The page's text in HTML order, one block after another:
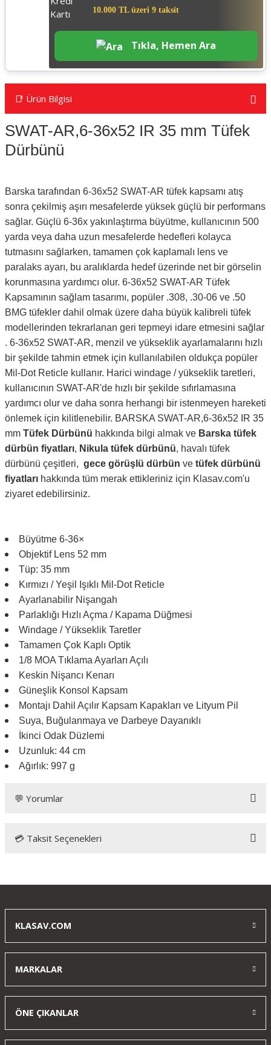
10.000 TL üzeri 9 taksit
Tıkla, Hemen Ara
📑 Ürün Bilgisi
SWAT-AR,6-36x52 IR 35 mm Tüfek
Dürbünü
Barska tarafından 6-36x52 SWAT-AR tüfek kapsamı atış
sonra çekilmiş aşırı mesafelerde yüksek güçlü bir performans
sağlar. Güçlü 6-36x yakınlaştırma büyütme, kullanıcının 500
yarda veya daha uzun mesafelerde hedefleri kolayca
tutmasını sağlarken, tamamen çok kaplamalı lens ve
paralaks ayarı, bu aralıklarda hedef üzerinde net bir görselin
korunmasına yardımcı olur. 6-36x52 SWAT-AR Tüfek
Kapsamının sağlam tasarımı, popüler .308, .30-06 ve .50
BMG tüfekler dahil olmak üzere daha büyük kalibreli tüfek
modellerinden tekrarlanan geri tepmeyi idare etmesini sağlar
. 6-36x52 SWAT-AR, menzil ve yükseklik ayarlamalarını hızlı
bir şekilde tahmin etmek için kullanılabilen oldukça popüler
Mil-Dot Reticle kullanır. Harici windage / yükseklik taretleri,
kullanıcının SWAT-AR'de hızlı bir şekilde sıfırlamasına
yardımcı olur ve daha sonra herhangi bir istenmeyen hareketi
önlemek için kilitlenebilir. BARSKA SWAT-AR,6-36x52 IR 35
mm Tüfek Dürbünü hakkında bilgi almak ve Barska tüfek
dürbün fiyatları, Nikula tüfek dürbünü, havalı tüfek
dürbünü çeşitleri, gece görüşlü dürbün ve tüfek dürbünü
fiyatları hakkında tüm merak ettikleriniz için Klasav.com'u
ziyaret edebilirsiniz.
Büyütme 6-36×
Objektif Lens 52 mm
Tüp: 35 mm
Kırmızı / Yeşil Işıklı Mil-Dot Reticle
Ayarlanabilir Nişangah
Parlaklığı Hızlı Açma / Kapama Düğmesi
Windage / Yükseklik Taretler
Tamamen Çok Kaplı Optik
1/8 MOA Tıklama Ayarları Açılı
Keskin Nişancı Kenarı
Güneşlik Konsol Kapsam
Montajı Dahil Açılır Kapsam Kapakları ve Lityum Pil
Suya, Buğulanmaya ve Darbeye Dayanıklı
İkinci Odak Düzlemi
Uzunluk: 44 cm
Ağırlık: 997 g
💬 Yorumlar
Bu ürüne ilk yorumu siz yapın!
💳 Taksit Seçenekleri
KLASAV.COM
MARKALAR
ÖNE ÇIKANLAR